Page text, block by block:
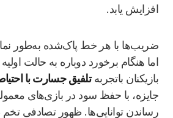
افزایش یابد.
ضریب‌ها با هر خط پاک‌شده به‌طور
اما هنگام برخورد دوباره به حالت
بازیکنان باتجربهتلفیق جسارت با
جایزه، با حفظ سود در بازی‌های
رساندن توانایی‌ها. ظهور تصادفی